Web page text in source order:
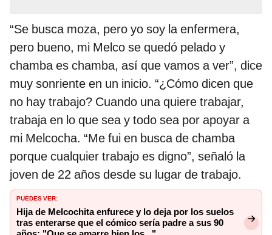
“Se busca moza, pero yo soy la enfermera,
pero bueno, mi Melco se quedó pelado y
chamba es chamba, así que vamos a ver”, dice
muy sonriente en un inicio. “¿Cómo dicen que
no hay trabajo? Cuando una quiere trabajar,
trabaja en lo que sea y todo sea por apoyar a
mi Melcocha. “Me fui en busca de chamba
porque cualquier trabajo es digno”, señaló la
joven de 22 años desde su lugar de trabajo.
PUEDES VER:
Hija de Melcochita enfurece y lo deja por los suelos
tras enterarse que el cómico sería padre a sus 90